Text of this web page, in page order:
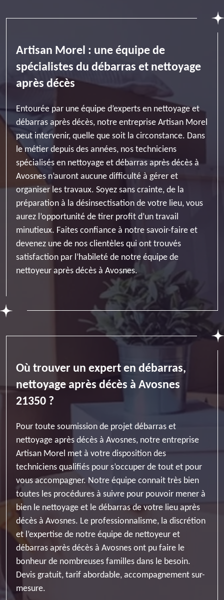
Artisan Morel : une équipe de
spécialistes du débarras et nettoyage
après décès
Entourée par une équipe d’experts en nettoyage et
débarras après décès, notre entreprise Artisan Morel
peut intervenir, quelle que soit la circonstance. Dans
le métier depuis des années, nos techniciens
spécialisés en nettoyage et débarras après décès à
Avosnes n’auront aucune difficulté à gérer et
organiser les travaux. Soyez sans crainte, de la
préparation à la désinsectisation de votre lieu, vous
aurez l’opportunité de tirer profit d’un travail
minutieux. Faites confiance à notre savoir-faire et
devenez une de nos clientèles qui ont trouvés
satisfaction par l’habileté de notre équipe de
nettoyeur après décès à Avosnes.
Où trouver un expert en débarras,
nettoyage après décès à Avosnes
21350 ?
Pour toute soumission de projet débarras et
nettoyage après décès à Avosnes, notre entreprise
Artisan Morel met à votre disposition des
techniciens qualifiés pour s’occuper de tout et pour
vous accompagner. Notre équipe connait très bien
toutes les procédures à suivre pour pouvoir mener à
bien le nettoyage et le débarras de votre lieu après
décès à Avosnes. Le professionnalisme, la discrétion
et l’expertise de notre équipe de nettoyeur et
débarras après décès à Avosnes ont pu faire le
bonheur de nombreuses familles dans le besoin.
Devis gratuit, tarif abordable, accompagnement sur-
mesure.